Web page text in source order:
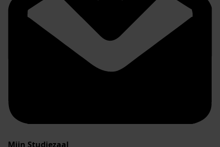
Mijn Studiezaal